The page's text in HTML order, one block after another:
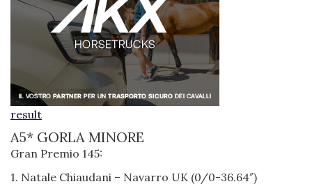
result
A5* GORLA MINORE
Gran Premio 145:
1. Natale Chiaudani – Navarro UK (0/0-36.64″)